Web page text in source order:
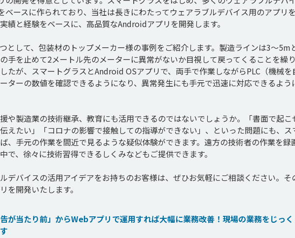
ベースに作られており、当社は長きにわたってウェアラブルデバイス用のアプリ
績と経験をベースに、高品質なAndroidアプリを開発します。
として、包装材のトップメーカー様の事例をご紹介します。製造ラインは3～5m
手を止めて2メートル先のメーターに異常がないか目視して戻ってくることを繰
たが、スマートグラスとAndroid OSアプリで、両手で作業しながらPLC（機械を
ターの数値を確認できるようになり、異常発生にも手元で迅速に対応できるよう
や製造業の技術継承、教育にも活用できるのではないでしょうか。「書面で起こ
えたい」「コロナの影響で接触しての指導ができない」、といった問題にも、ス
、手元の作業を間近で見るような疑似体験ができます。遠方の技術者の作業を録
で、徐々に技術習得できるしくみなどもご提供できます。
デバイスの活用アイデアをお持ちのお客様は、ぜひお気軽にご相談ください。そ
を開発いたします。
告が当たり前」からWebアプリで運用すれば大幅に業務改善！現場の業務をじっ